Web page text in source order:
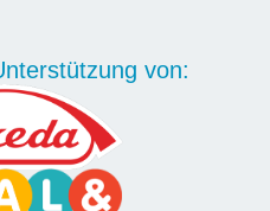
von: